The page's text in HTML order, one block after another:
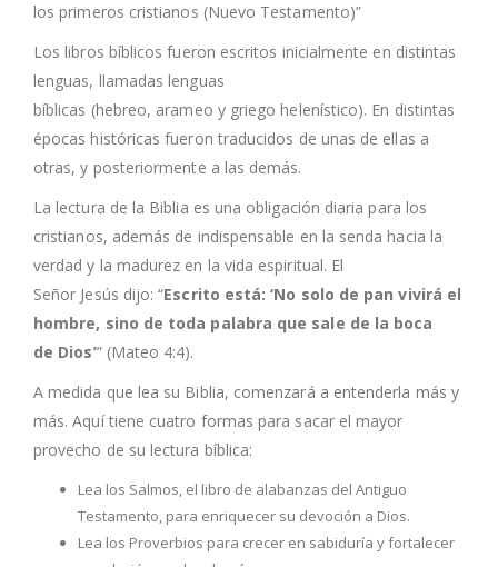
los primeros cristianos (Nuevo Testamento)”
Los libros bíblicos fueron escritos inicialmente en distintas
lenguas, llamadas lenguas
bíblicas (hebreo, arameo y griego helenístico). En distintas
épocas históricas fueron traducidos de unas de ellas a
otras, y posteriormente a las demás.
La lectura de la Biblia es una obligación diaria para los
cristianos, además de indispensable en la senda hacia la
verdad y la madurez en la vida espiritual. El
Señor Jesús dijo: “Escrito está: ‘No solo de pan vivirá el
hombre, sino de toda palabra que sale de la boca
de Dios’” (Mateo 4:4).
A medida que lea su Biblia, comenzará a entenderla más y
más. Aquí tiene cuatro formas para sacar el mayor
provecho de su lectura bíblica:
Lea los Salmos, el libro de alabanzas del Antiguo
Testamento, para enriquecer su devoción a Dios.
Lea los Proverbios para crecer en sabiduría y fortalecer